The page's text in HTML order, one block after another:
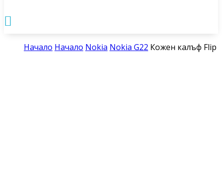

Начало Начало Nokia Nokia G22 Кожен калъф Flip